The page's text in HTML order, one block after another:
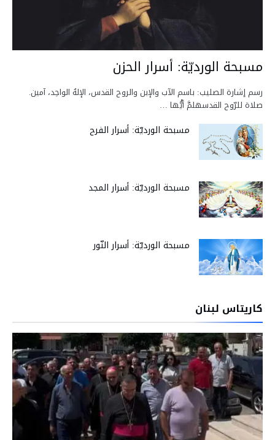
مسبحة الورديّة: أسرار الحزن
رسم إشارة الصليب: باسم الآب والإبن والروح القدس، الإلهُ الواحِد، آمين.
صلاة للرّوح القدسهلمَّ أيُّها …
مسبحة الورديّة: أسرار الفرح
مسبحة الورديّة: أسرار المجد
مسبحة الورديّة: أسرار النّور
كاريتاس لبنان